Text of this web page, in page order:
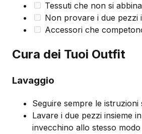
Tessuti che non si
Non provare i due pezzi
Accessori che
Cura dei Tuoi Outfit
Lavaggio
Seguire sempre le istruzioni
Lavare i due pezzi insieme
invecchino allo stesso modo